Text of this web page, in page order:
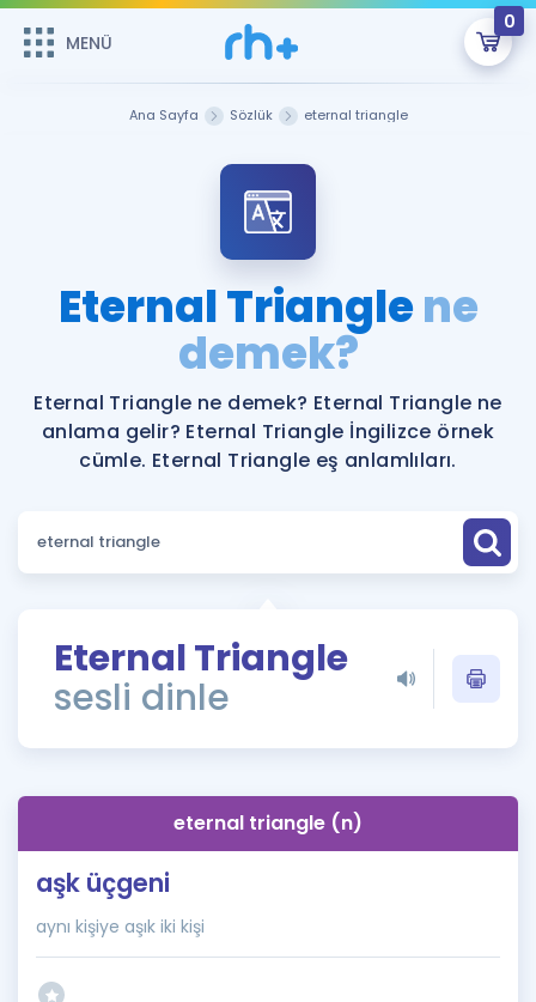
MENÜ
0
Şifremi Hatırlamıyorum
Sepetin Şu An Boş.
Remzi Hoca ile seni sınava hazırlayacak onlarca eğitim seni
bekliyor!
MENÜ
Katılımcı Görüşleri
Faydalı Araçlar
Ücretsiz Kaynaklar
Puan Hesaplama
ÖSYM Sınav Takvimi
Kampanyalar
İngilizce Gramer
İngilizce Gramer
Ana Sayfa Sözlük eternal triangle
Eternal Trianglene
demek?
Eternal Triangle ne demek? Eternal Triangle ne
anlama gelir? Eternal Triangle İngilizce örnek
cümle. Eternal Triangle eş anlamlıları.
Eternal Triangle
sesli dinle
eternal triangle (n)
aşk üçgeni
aynı kişiye aşık iki kişi